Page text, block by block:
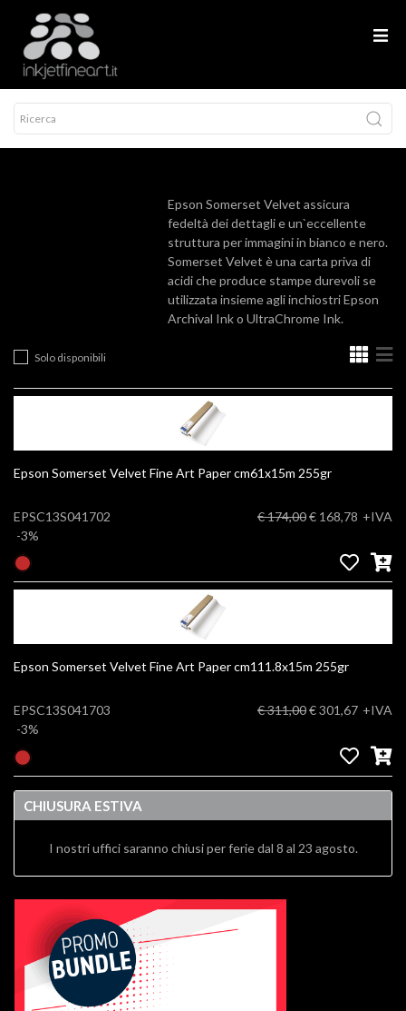
Epson Somerset Velvet assicura
fedeltà dei dettagli e un`eccellente
struttura per immagini in bianco e nero.
Somerset Velvet è una carta priva di
acidi che produce stampe durevoli se
utilizzata insieme agli inchiostri Epson
Archival Ink o UltraChrome Ink.
Solo disponibili
Epson Somerset Velvet Fine Art Paper cm61x15m 255gr
EPSC13S041702
-3%
€ 174,00€ 168,78 +IVA
Epson Somerset Velvet Fine Art Paper cm111.8x15m 255gr
EPSC13S041703
-3%
€ 311,00€ 301,67 +IVA
CHIUSURA ESTIVA
I nostri uffici saranno chiusi per ferie dal 8 al 23 agosto.